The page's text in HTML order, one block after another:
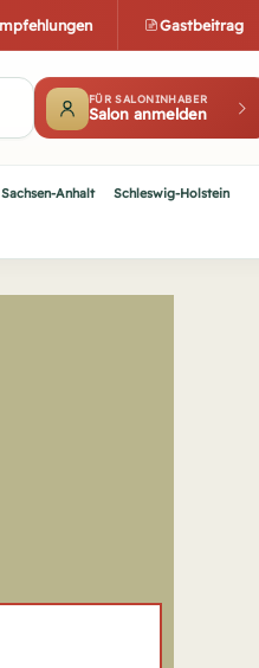
Gastbeitrag
FÜR SALONINHABER
Salon anmelden
Sachsen-Anhalt Schleswig-Holstein